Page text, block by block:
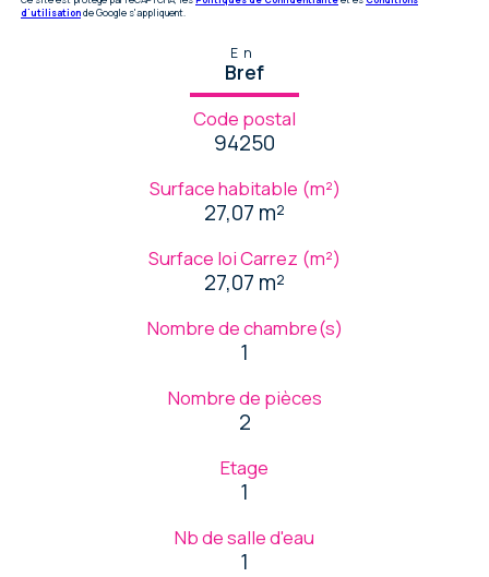
d'utilisationde Google s'appliquent.
En
Bref
Code postal
94250
Surface habitable (m²)
27,07 m²
Surface loi Carrez (m²)
27,07 m²
Nombre de chambre(s)
1
Nombre de pièces
2
Etage
1
Nb de salle d'eau
1